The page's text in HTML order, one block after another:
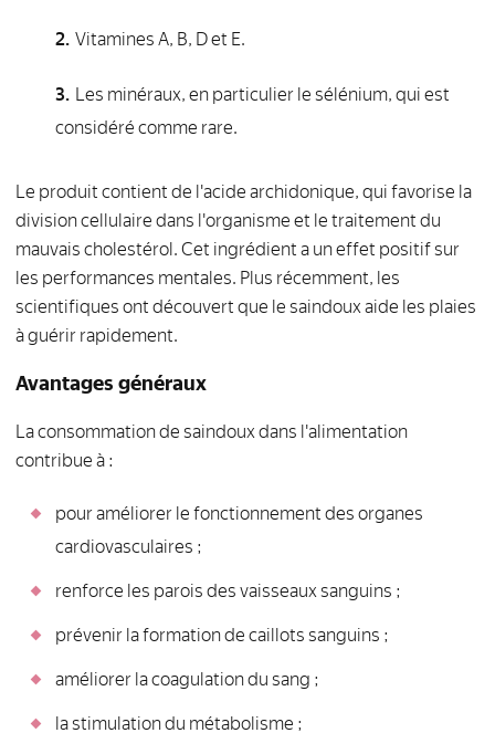
Vitamines A, B, D et E.
Les minéraux, en particulier le sélénium, qui est
considéré comme rare.
Le produit contient de l'acide archidonique, qui favorise la
division cellulaire dans l'organisme et le traitement du
mauvais cholestérol. Cet ingrédient a un effet positif sur
les performances mentales. Plus récemment, les
scientifiques ont découvert que le saindoux aide les plaies
à guérir rapidement.
Avantages généraux
La consommation de saindoux dans l'alimentation
contribue à :
pour améliorer le fonctionnement des organes
cardiovasculaires ;
renforce les parois des vaisseaux sanguins ;
prévenir la formation de caillots sanguins ;
améliorer la coagulation du sang ;
la stimulation du métabolisme ;